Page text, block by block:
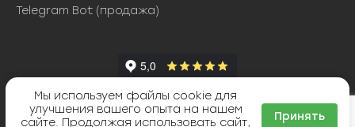
Telegram Bot (продажа)
Яндекс Сплит
ТИНЬКОФФ РАССРОЧКА
Мы используем файлы cookie для
улучшения вашего опыта на нашем
сайте. Продолжая использовать сайт,
Принять